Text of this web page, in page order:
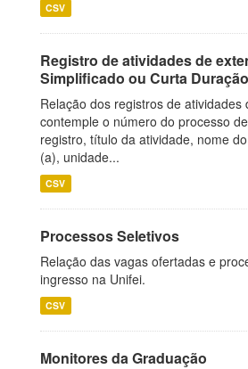
CSV
Registro de atividades de
Simplificado ou Curta
Relação dos registros de atividades
contemple o número do processo
registro, título da atividade, nome
(a), unidade...
CSV
Processos Seletivos
Relação das vagas ofertadas e
ingresso na Unifei.
CSV
Monitores da Graduação